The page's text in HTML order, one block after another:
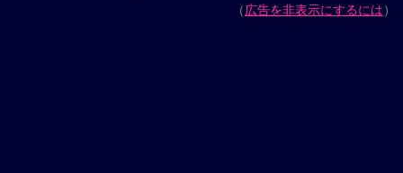
（広告を非表示にするには）